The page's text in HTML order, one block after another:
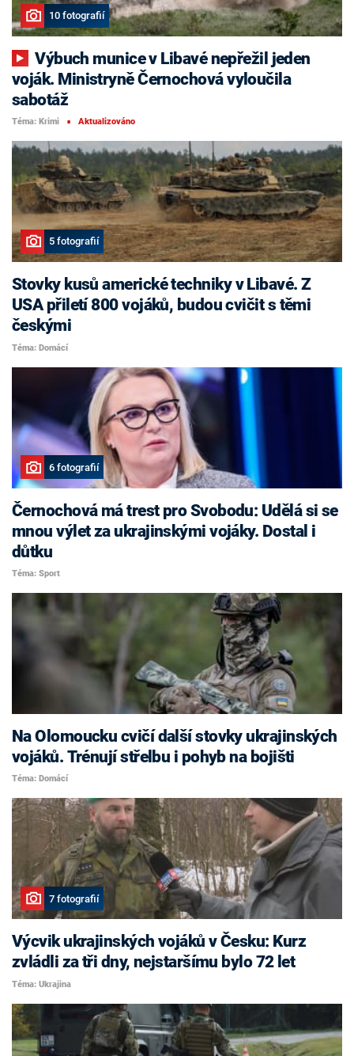
10 fotografií
Výbuch munice v Libavé nepřežil jeden
voják. Ministryně Černochová vyloučila
sabotáž
Téma: Krimi ■ Aktualizováno
5 fotografií
Stovky kusů americké techniky v Libavé. Z
USA přiletí 800 vojáků, budou cvičit s těmi
českými
Téma: Domácí
6 fotografií
Černochová má trest pro Svobodu: Udělá si se
mnou výlet za ukrajinskými vojáky. Dostal i
důtku
Téma: Sport
Na Olomoucku cvičí další stovky ukrajinských
vojáků. Trénují střelbu i pohyb na bojišti
Téma: Domácí
7 fotografií
Výcvik ukrajinských vojáků v Česku: Kurz
zvládli za tři dny, nejstaršímu bylo 72 let
Téma: Ukrajina